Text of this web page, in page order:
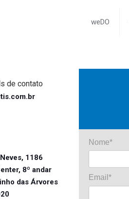
weDO
de contato
1186
8º andar
das Árvores
Nome*
Email*